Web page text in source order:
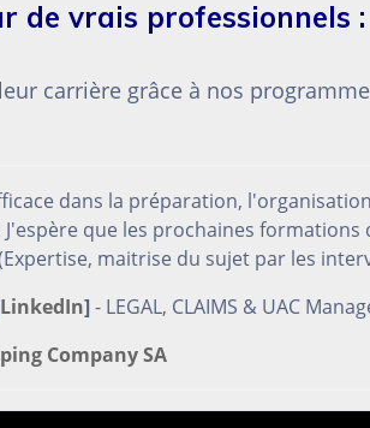
de vrais professionnels :
carrière grâce à nos
dans la préparation,
que les prochaines
maitrise du sujet par les
LinkedIn]- LEGAL, CLAIMS & UAC
Company SA